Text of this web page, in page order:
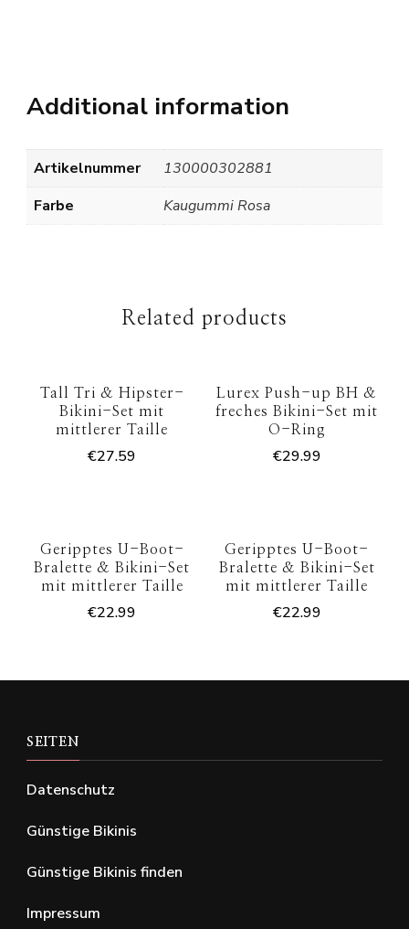
Additional information
Artikelnummer
130000302881
Farbe
Kaugummi Rosa
Related products
Tall Tri & Hipster-
Bikini-Set mit
mittlerer Taille
€27.59
Lurex Push-up BH &
freches Bikini-Set mit
O-Ring
€29.99
Geripptes U-Boot-
Bralette & Bikini-Set
mit mittlerer Taille
€22.99
Geripptes U-Boot-
Bralette & Bikini-Set
mit mittlerer Taille
€22.99
SEITEN
Datenschutz
Günstige Bikinis
Günstige Bikinis finden
Impressum